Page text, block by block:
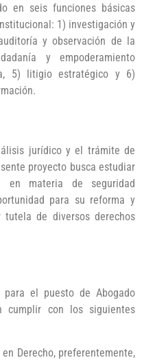
en seis funciones básicas
1) investigación y
y observación de la
y empoderamiento
5) litigio estratégico y 6)
jurídico y el trámite de
proyecto busca estudiar
en materia de seguridad
para su reforma y
de diversos derechos
para el puesto de Abogado
cumplir con los siguientes
Derecho, preferentemente,